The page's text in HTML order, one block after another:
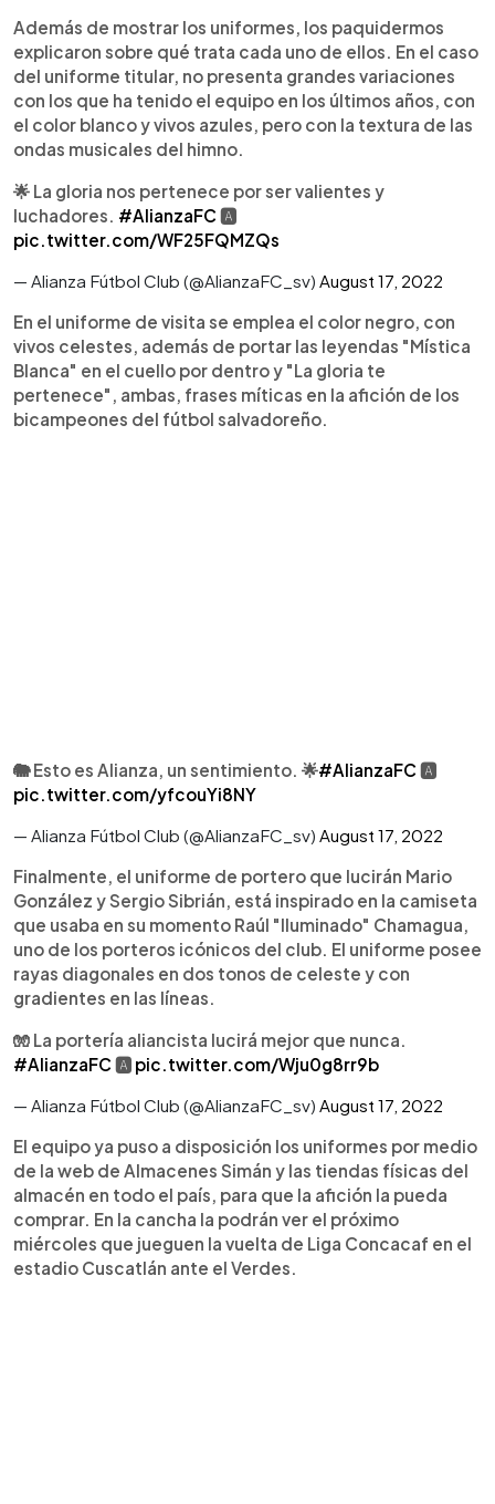
Además de mostrar los uniformes, los paquidermos
explicaron sobre qué trata cada uno de ellos. En el caso
del uniforme titular, no presenta grandes variaciones
con los que ha tenido el equipo en los últimos años, con
el color blanco y vivos azules, pero con la textura de las
ondas musicales del himno.
🌟 La gloria nos pertenece por ser valientes y
luchadores. #AlianzaFC 🅰
pic.twitter.com/WF25FQMZQs
— Alianza Fútbol Club (@AlianzaFC_sv) August 17, 2022
En el uniforme de visita se emplea el color negro, con
vivos celestes, además de portar las leyendas "Mística
Blanca" en el cuello por dentro y "La gloria te
pertenece", ambas, frases míticas en la afición de los
bicampeones del fútbol salvadoreño.
🐘 Esto es Alianza, un sentimiento. 🌟#AlianzaFC 🅰
pic.twitter.com/yfcouYi8NY
— Alianza Fútbol Club (@AlianzaFC_sv) August 17, 2022
Finalmente, el uniforme de portero que lucirán Mario
González y Sergio Sibrián, está inspirado en la camiseta
que usaba en su momento Raúl "Iluminado" Chamagua,
uno de los porteros icónicos del club. El uniforme posee
rayas diagonales en dos tonos de celeste y con
gradientes en las líneas.
🧤 La portería aliancista lucirá mejor que nunca.
#AlianzaFC 🅰 pic.twitter.com/Wju0g8rr9b
— Alianza Fútbol Club (@AlianzaFC_sv) August 17, 2022
El equipo ya puso a disposición los uniformes por medio
de la web de Almacenes Simán y las tiendas físicas del
almacén en todo el país, para que la afición la pueda
comprar. En la cancha la podrán ver el próximo
miércoles que jueguen la vuelta de Liga Concacaf en el
estadio Cuscatlán ante el Verdes.